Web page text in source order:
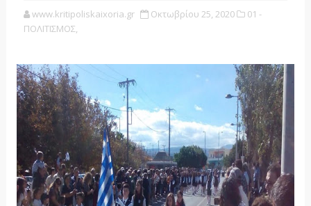
www.kritipoliskaixoria.gr Οκτωβρίου 25, 2020
01 -
ΠΟΛΙΤΙΣΜΟΣ,